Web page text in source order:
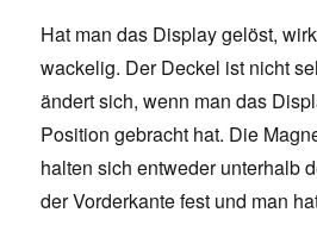
Hat man das Display gelöst,
wackelig. Der Deckel ist nicht
ändert sich, wenn man das
Position gebracht hat. Die
halten sich entweder unterhalb
der Vorderkante fest und man